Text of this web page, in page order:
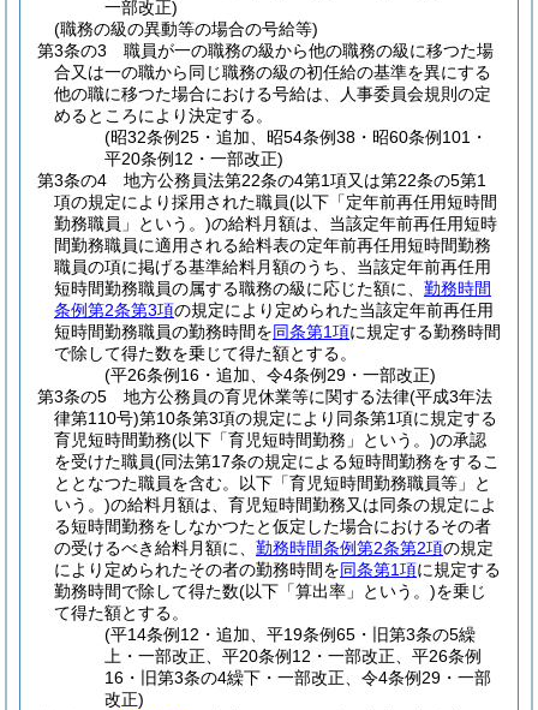
一部改正)
(職務の級の異動等の場合の号給等)
第3条の3
職員が一の職務の級から他の職務の級に移つた場
合又は一の職から同じ職務の級の初任給の基準を異にする
他の職に移つた場合における号給は、人事委員会規則の定
めるところにより決定する。
(昭32条例25・追加、昭54条例38・昭60条例101・
平20条例12・一部改正)
第3条の4
地方公務員法第22条の4第1項又は第22条の5第1
項の規定により採用された職員(以下「定年前再任用短時間
勤務職員」という。)の給料月額は、当該定年前再任用短時
間勤務職員に適用される給料表の定年前再任用短時間勤務
職員の項に掲げる基準給料月額のうち、当該定年前再任用
短時間勤務職員の属する職務の級に応じた額に、 勤務時間
条例第2条第3項の規定により定められた当該定年前再任用
短時間勤務職員の勤務時間を同条第1項に規定する勤務時間
で除して得た数を乗じて得た額とする。
(平26条例16・追加、令4条例29・一部改正)
第3条の5
地方公務員の育児休業等に関する法律(平成3年法
律第110号)第10条第3項の規定により同条第1項に規定する
育児短時間勤務(以下「育児短時間勤務」という。)の承認
を受けた職員(同法第17条の規定による短時間勤務をするこ
ととなつた職員を含む。以下「育児短時間勤務職員等」と
いう。)の給料月額は、育児短時間勤務又は同条の規定によ
る短時間勤務をしなかつたと仮定した場合におけるその者
の受けるべき給料月額に、 勤務時間条例第2条第2項の規定
により定められたその者の勤務時間を同条第1項に規定する
勤務時間で除して得た数(以下「算出率」という。)を乗じ
て得た額とする。
(平14条例12・追加、平19条例65・旧第3条の5繰
上・一部改正、平20条例12・一部改正、平26条例
16・旧第3条の4繰下・一部改正、令4条例29・一部
改正)